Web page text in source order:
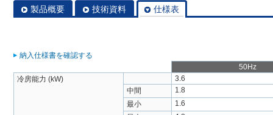
製品概要 技術資料 仕様表
納入仕様書を確認する
50Hz
冷房能力 (kW)
3.6
中間
1.8
最小
1.6